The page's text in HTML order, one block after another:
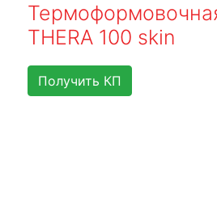
THERA 100 skin
Получить КП